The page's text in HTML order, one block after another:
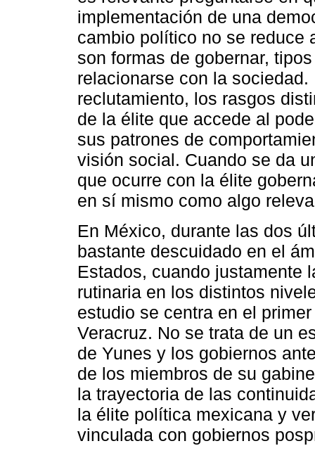
implementación de una
cambio político no se reduce
son formas de gobernar,
relacionarse con la
reclutamiento, los rasgos
de la élite que accede al
sus patrones de
visión social. Cuando se da
que ocurre con la élite
en sí mismo como algo
En México, durante las dos
bastante descuidado en el
Estados, cuando justamente
rutinaria en los distintos
estudio se centra en el
Veracruz. No se trata de un
de Yunes y los gobiernos
de los miembros de su
la trayectoria de las
la élite política mexicana y
vinculada con gobiernos